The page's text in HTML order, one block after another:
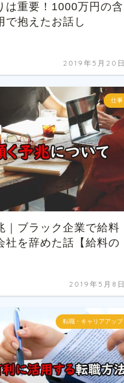
は重要！1000万円の含
で抱えたお話し
2019年5月20日
仕事
｜ブラック企業で給料
社を辞めた話【給料の
2019年5月8日
転職・キャリアアップ